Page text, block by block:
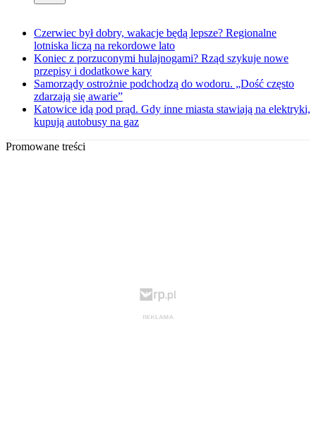
Czerwiec był dobry, wakacje będą lepsze? Regionalne
lotniska liczą na rekordowe lato
Koniec z porzuconymi hulajnogami? Rząd szykuje nowe
przepisy i dodatkowe kary
Samorządy ostrożnie podchodzą do wodoru. „Dość często
zdarzają się awarie”
Katowice idą pod prąd. Gdy inne miasta stawiają na elektryki,
kupują autobusy na gaz
Promowane treści